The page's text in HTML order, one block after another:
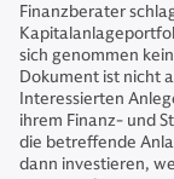
Finanzberater
sich genommen
Dokument ist nicht
Interessierten
ihrem Finanz- und
die betreffende
dann investieren,